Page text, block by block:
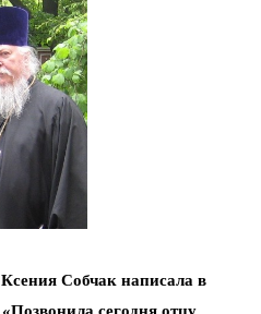
Собчак написала в